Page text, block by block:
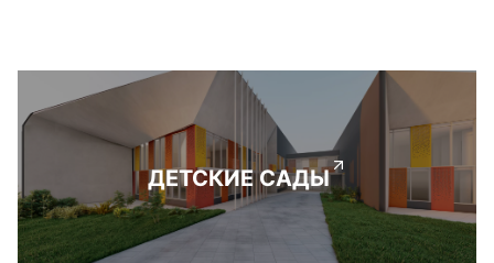
ДЕТСКИЕ САДЫ